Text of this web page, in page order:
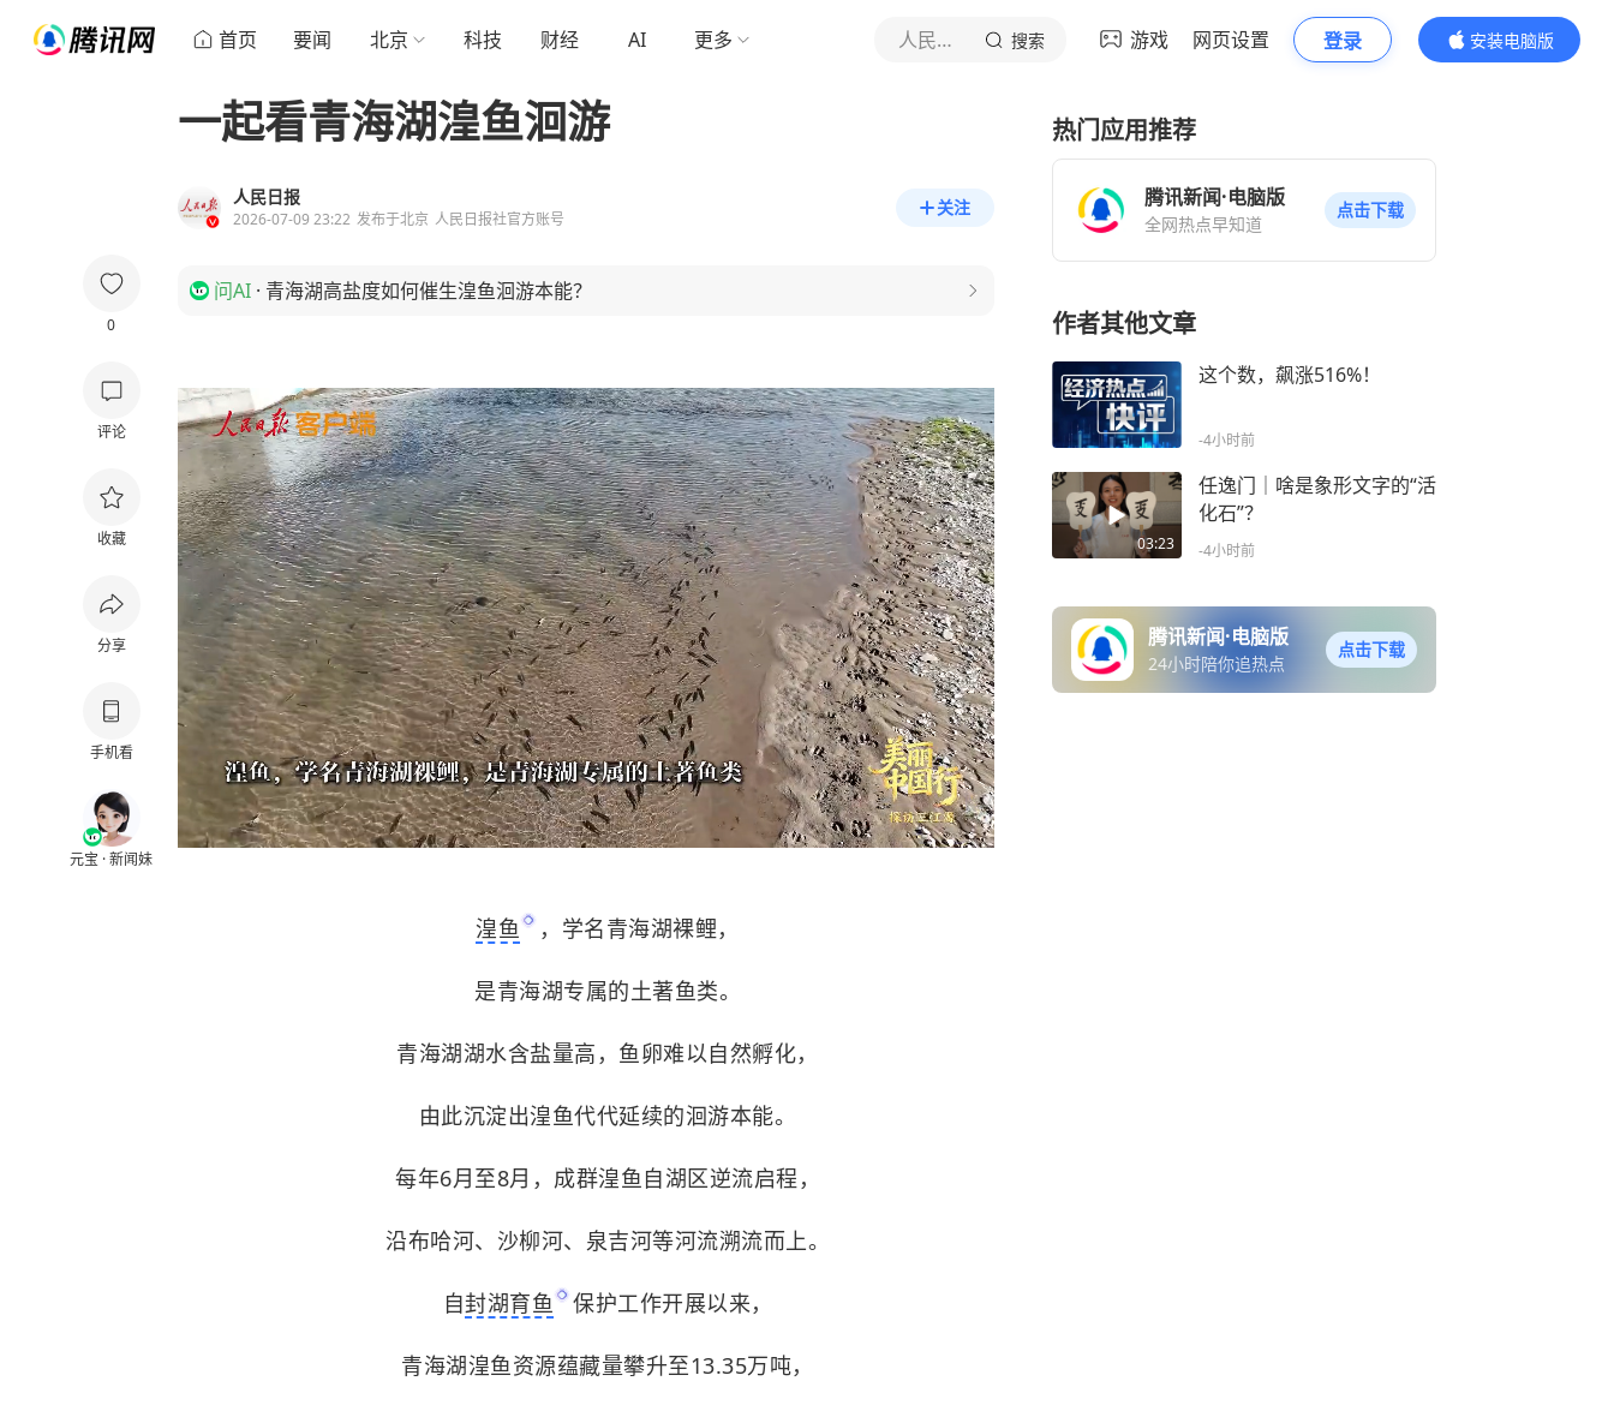
首页 要闻 北京 科技 财经 AI 更多 人民日报 搜索 游戏 网页设置 登录
安装电脑版
内容更精彩
0
评论
收藏
分享
手机看
元宝 · 新闻妹
一起看青海湖湟鱼洄游
人民日报
2026-07-09 23:22 发布于北京 人民日报社官方账号
关注
问AI · 青海湖高盐度如何催生湟鱼洄游本能？
湟鱼 ，学名青海湖裸鲤，
是青海湖专属的土著鱼类。
青海湖湖水含盐量高，鱼卵难以自然孵化，
由此沉淀出湟鱼代代延续的洄游本能。
每年6月至8月，成群湟鱼自湖区逆流启程，
沿布哈河、沙柳河、泉吉河等河流溯流而上。
自封湖育鱼 保护工作开展以来，
青海湖湟鱼资源蕴藏量攀升至13.35万吨，
热门应用推荐
腾讯新闻·电脑版
全网热点早知道
点击下载
作者其他文章
这个数，飙涨516%！
-4小时前
03:23
任逸门｜啥是象形文字的“活
化石”？
-4小时前
腾讯新闻·电脑版
24小时陪你追热点
点击下载